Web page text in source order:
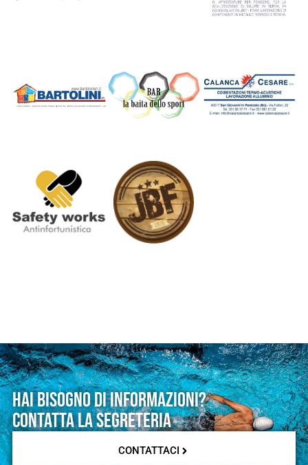
Hai bisogno di informazioni?
Contatta la segreteria
CONTATTACI